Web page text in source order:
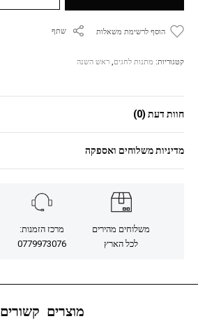
הוסף לרשימת משאלות שתף
קטגוריות: מתנות לחגים, ראש השנה
חוות דעת (0)
מדיניות משלוחים ואספקה
משלוחים מהירים
לכל הארץ
מרכז הזמנות:
0779973076
מוצרים קשורים